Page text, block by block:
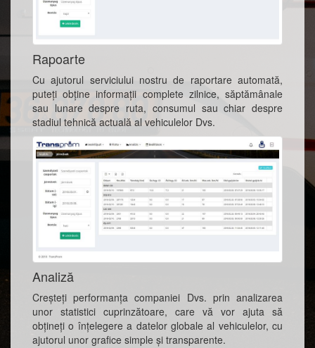
Rapoarte
Cu ajutorul serviciului nostru de raportare automată,
puteți obține informații complete zilnice, săptămânale
sau lunare despre ruta, consumul sau chiar despre
stadiul tehnică actuală al vehiculelor Dvs.
Analiză
Creșteți performanța companiei Dvs. prin analizarea
unor statistici cuprinzătoare, care vă vor ajuta să
obțineți o înțelegere a datelor globale al vehiculelor, cu
ajutorul unor grafice simple și transparente.